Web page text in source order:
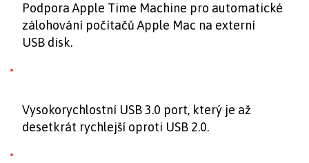
Podpora Apple Time Machine pro automatické
zálohování počítačů Apple Mac na externí
USB disk.
Vysokorychlostní USB 3.0 port, který je až
desetkrát rychlejší oproti USB 2.0.